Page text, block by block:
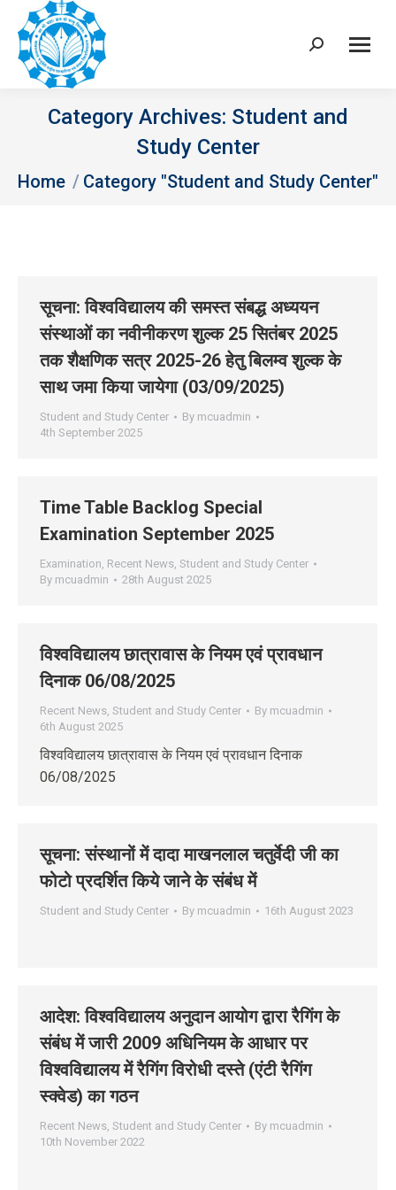
Search:
Category Archives: Student and
Study Center
You are here:
Home Category "Student and Study Center"
सूचना: विश्वविद्यालय की समस्त संबद्ध अध्‍ययन
संस्‍थाओं का नवीनीकरण शुल्क 25 सितंबर 2025
तक शैक्षणिक सत्र 2025-26 हेतु बिलम्‍व शुल्‍क के
साथ जमा किया जायेगा (03/09/2025)
Student and Study Center By mcuadmin
4th September 2025
Time Table Backlog Special
Examination September 2025
Examination, Recent News, Student and Study Center
By mcuadmin 28th August 2025
विश्वविद्यालय छात्रावास के नियम एवं प्रावधान
दिनाक 06/08/2025
Recent News, Student and Study Center By mcuadmin
6th August 2025
विश्वविद्यालय छात्रावास के नियम एवं प्रावधान दिनाक
06/08/2025
सूचना: संस्‍थानों में दादा माखनलाल चतुर्वेदी जी का
फोटो प्रदर्शित किये जाने के संबंध में
Student and Study Center By mcuadmin 16th August 2023
आदेश: विश्‍वविद्यालय अनुदान आयोग द्वारा रैगिंग के
संबंध में जारी 2009 अधिनियम के आधार पर
विश्‍वविद्यालय में रैगिंग विरोधी दस्‍ते (एंटी रैगिंग
स्‍क्‍वेड) का गठन
Recent News, Student and Study Center By mcuadmin
10th November 2022